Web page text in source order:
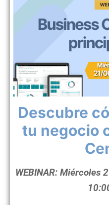
Descubre
tu negocio
WEBINAR: Miércoles